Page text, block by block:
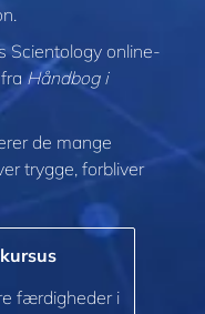
Scientology online-
fraHåndbog i
de mange
trygge, forbliver
færdigheder i